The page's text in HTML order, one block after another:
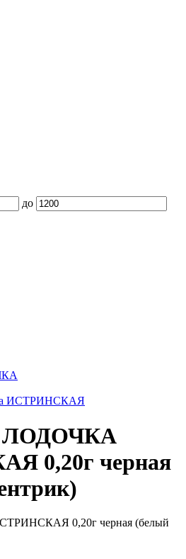
до
ИСТРИНСКАЯ
ЛОДОЧКА
0,20г черная
0,20г черная (белый